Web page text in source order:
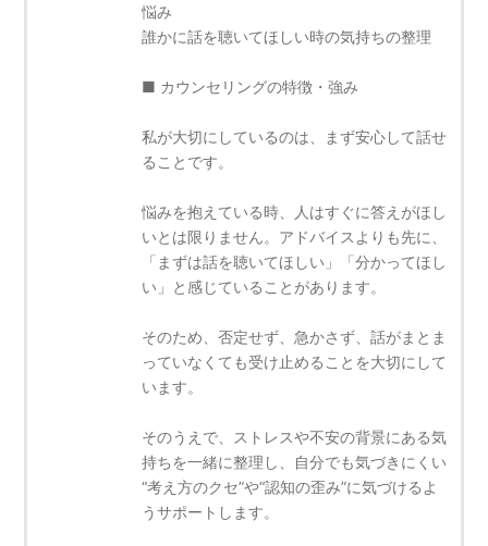
悩み
誰かに話を聴いてほしい時の気持ちの整理
■ カウンセリングの特徴・強み
私が大切にしているのは、まず安心して話せ
ることです。
悩みを抱えている時、人はすぐに答えがほし
いとは限りません。アドバイスよりも先に、
「まずは話を聴いてほしい」「分かってほし
い」と感じていることがあります。
そのため、否定せず、急かさず、話がまとま
っていなくても受け止めることを大切にして
います。
そのうえで、ストレスや不安の背景にある気
持ちを一緒に整理し、自分でも気づきにくい
“考え方のクセ”や“認知の歪み”に気づけるよ
うサポートします。